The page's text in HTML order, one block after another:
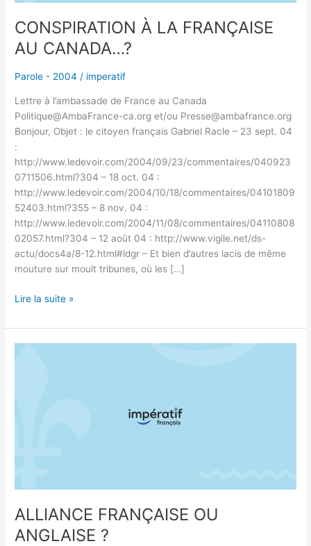
CONSPIRATION À LA FRANÇAISE
AU CANADA…?
Parole - 2004 / imperatif
Lettre à l’ambassade de France au Canada
Politique@AmbaFrance-ca.org et/ou Presse@ambafrance.org
Bonjour, Objet : le citoyen français Gabriel Racle – 23 sept. 04
:
http://www.ledevoir.com/2004/09/23/commentaires/040923
0711506.html?304 – 18 oct. 04 :
http://www.ledevoir.com/2004/10/18/commentaires/04101809
52403.html?355 – 8 nov. 04 :
http://www.ledevoir.com/2004/11/08/commentaires/04110808
02057.html?304 – 12 août 04 : http://www.vigile.net/ds-
actu/docs4a/8-12.html#ldgr – Et bien d’autres lacis de même
mouture sur moult tribunes, où les […]
Lire la suite »
ALLIANCE FRANÇAISE OU
ANGLAISE ?